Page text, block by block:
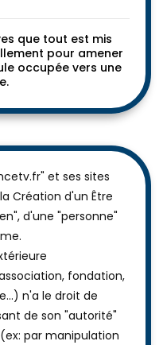
que tout est mis
pour amener
occupée vers une
et ses sites
Création d'un Être
d'une "personne"
fondation,
n'a le droit de
de son "autorité"
par manipulation